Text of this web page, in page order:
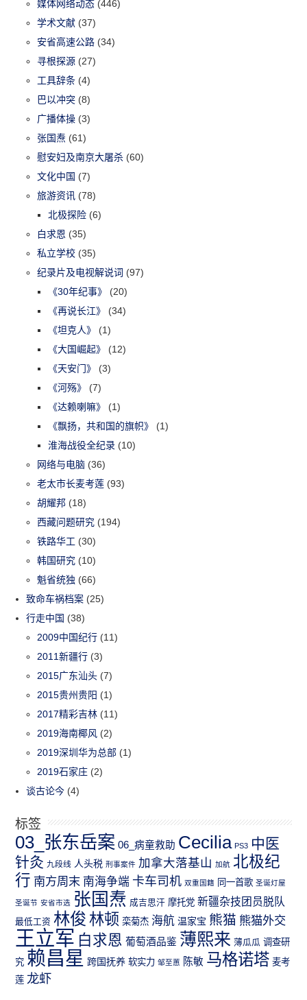
媒体网络动态 (446)
学术文献 (37)
安省高速公路 (34)
寻根探源 (27)
工具辞条 (4)
巴以冲突 (8)
广播体操 (3)
张国焘 (61)
慰安妇及南京大屠杀 (60)
文化中国 (7)
旅游资讯 (78)
北极探险 (6)
白求恩 (35)
私立学校 (35)
纪录片及电视解说词 (97)
《30年纪事》
(20)
《再说长江》
(34)
《坦克人》
(1)
《大国崛起》
(12)
《天安门》
(3)
《河殇》
(7)
《达赖喇嘛》
(1)
《飘扬，共和国的旗帜》
(1)
淮海战役全纪录 (10)
网络与电脑 (36)
老太市长麦考莲 (93)
胡耀邦 (18)
西藏问题研究 (194)
铁路华工 (30)
韩国研究 (10)
魁省统独 (66)
致命车祸档案 (25)
行走中国 (38)
2009中国纪行 (11)
2011新疆行 (3)
2015广东汕头 (7)
2015贵州贵阳 (1)
2017精彩吉林 (11)
2019海南椰风 (2)
2019深圳华为总部 (1)
2019石家庄 (2)
谈古论今 (4)
标签
03_张东岳案 06_病童救助 Cecilia PS3 中医
针灸 九段线 人头税 刑事案件 加拿大落基山 加航 北极纪
行 南方周末 南海争端 卡车司机 双重国籍 同一首歌 圣诞灯屋
圣诞节 安省市选 张国焘 成吉思汗 摩托党 新疆杂技团员脱队
最低工资 林俊 林顿 栾菊杰 海航 温家宝 熊猫 熊猫外交
王立军 白求恩 葡萄酒品鉴 薄熙来 薄瓜瓜 调查研
究 赖昌星 跨国抚养 软实力 邹至蕙 陈敏 马格诺塔 麦考
莲 龙虾